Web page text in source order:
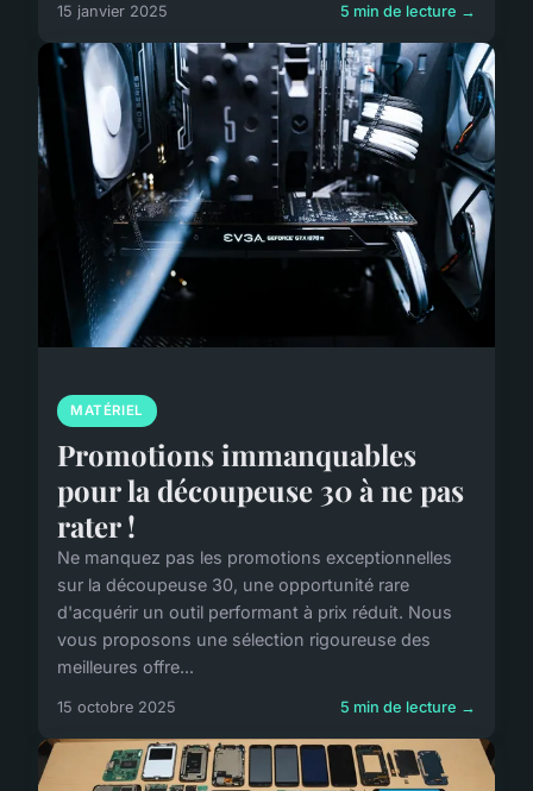
15 janvier 2025 5 min de lecture →
MATÉRIEL
Promotions immanquables
pour la découpeuse 30 à ne pas
rater !
Ne manquez pas les promotions exceptionnelles
sur la découpeuse 30, une opportunité rare
d'acquérir un outil performant à prix réduit. Nous
vous proposons une sélection rigoureuse des
meilleures offre...
15 octobre 2025 5 min de lecture →